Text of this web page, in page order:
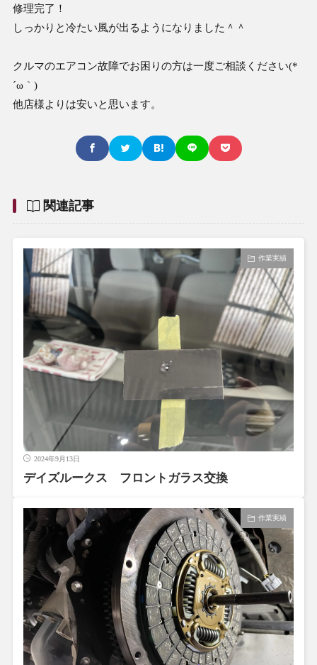
修理完了！
しっかりと冷たい風が出るようになりました＾＾
クルマのエアコン故障でお困りの方は一度ご相談ください(*
´ω｀)
他店様よりは安いと思います。
関連記事
作業実績
2024年9月13日
デイズルークス フロントガラス交換
作業実績